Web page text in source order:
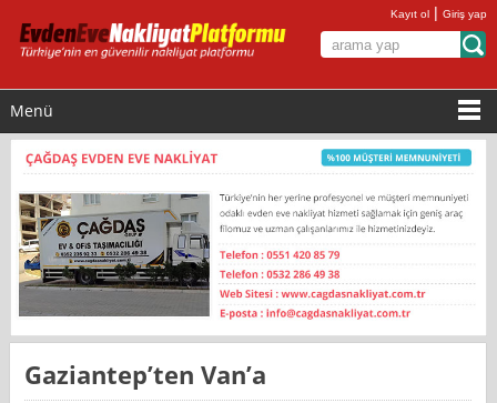
Kayıt ol |Giriş yap
Menü
Gaziantep’ten Van’a